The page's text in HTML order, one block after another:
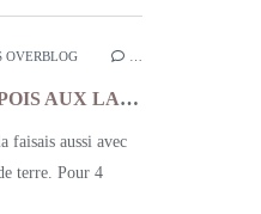
OVERBLOG
VELOUTE DE PETITS POIS AUX LARDONS
faisais aussi avec
terre. Pour 4